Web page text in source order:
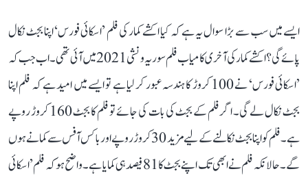
ایسے میں سب سے بڑا سوال یہ ہے کہ کیا اکشے کمار کی فلم ’اسکائی فورس‘ اپنا بجٹ نکال
پائے گی؟ اکشے کمار کی آخری کامیاب فلم سوریہ ونشی 2021 میں آئی تھی۔ اب جب کہ
’اسکائی فورس‘ نے 100 کروڑ کا ہندسہ عبور کر لیا ہے تو ایسے میں امید ہے کہ فلم اپنا
بجٹ نکال لے گی۔ اگر فلم کے بجٹ کی بات کی جائے تو فلم کا بجٹ 160 کروڑ روپے
ہے۔ فلم کو اپنا بجٹ نکالنے کے لیے مزید 30 کروڑ روپے اور باکس آفس سے کمانے ہوں
گے۔ حالانکہ فلم نے ابھی تک اپنے بجٹ کا 81 فیصد ہی کمایا ہے۔ واضح ہو کہ فلم ’اسکائی